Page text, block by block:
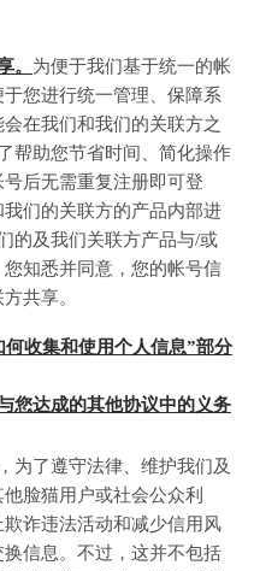
。 为便于我们基于统一的帐
您进行统一管理、保障系
在我们和我们的关联方之
帮助您节省时间、简化操作
后无需重复注册即可登
们的关联方的产品内部进
的及我们关联方产品与/或
知悉并同意，您的帐号信
共享。
收集和使用个人信息”部分
您达成的其他协议中的义务
为了遵守法律、维护我们及
脸猫用户或社会公众利
诈违法活动和减少信用风
信息。不过，这并不包括